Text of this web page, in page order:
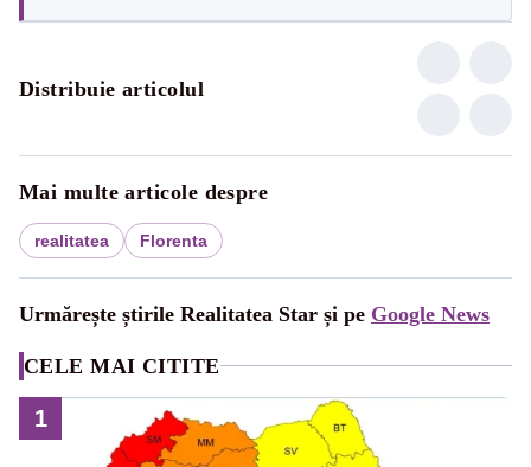
Distribuie articolul
Mai multe articole despre
realitatea Florenta
Urmărește știrile Realitatea Star și pe Google News
CELE MAI CITITE
1